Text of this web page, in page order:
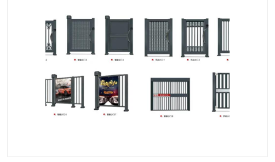
小门系列 伸缩门